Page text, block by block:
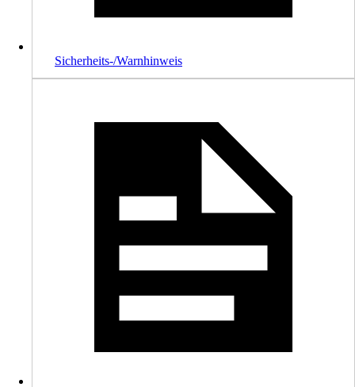
Sicherheits-/Warnhinweis